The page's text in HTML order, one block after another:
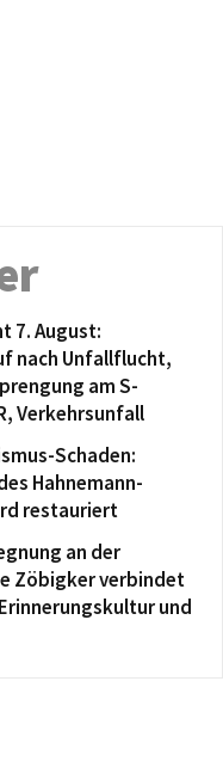
7. August:
nach Unfallflucht,
am S-
Verkehrsunfall
Schaden:
Hahnemann-
restauriert
an der
Zöbigker verbindet
und